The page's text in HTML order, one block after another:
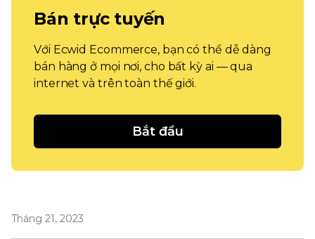
Bán trực tuyến
Với Ecwid Ecommerce, bạn có thể dễ dàng
bán hàng ở mọi nơi, cho bất kỳ ai — qua
internet và trên toàn thế giới.
Bắt đầu
Tháng 21, 2023